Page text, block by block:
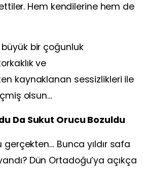
Hem kendilerine hem de
bir çoğunluk
ve
kaynaklanan sessizlikleri ile
olsun…
Da Sukut Orucu Bozuldu
gerçekten… Bunca yıldır safa
Dün Ortadoğu’ya açıkça